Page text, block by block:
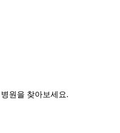
원을 찾아보세요.